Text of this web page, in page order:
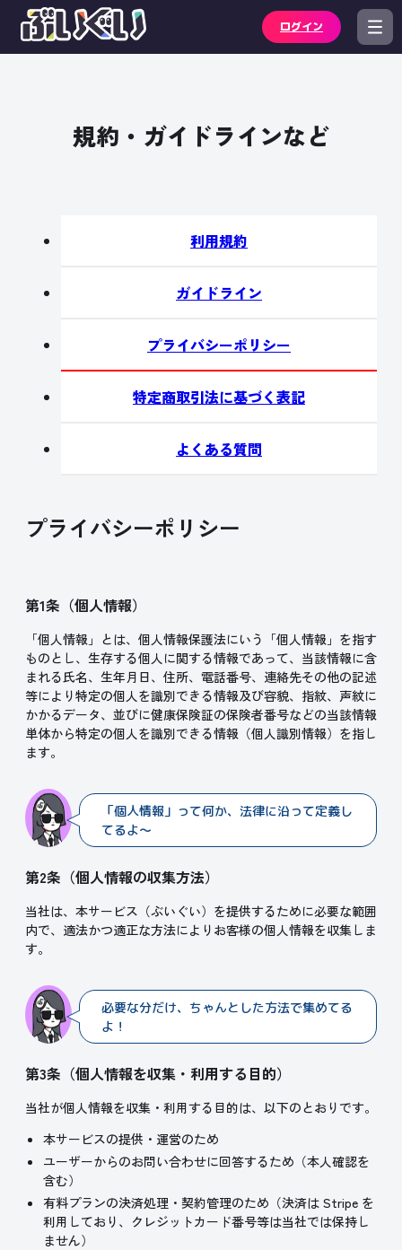
ログイン
規約・ガイドラインなど
利用規約
ガイドライン
プライバシーポリシー
特定商取引法に基づく表記
よくある質問
プライバシーポリシー
第1条（個人情報）
「個人情報」とは、個人情報保護法にいう「個人情報」を指す
ものとし、生存する個人に関する情報であって、当該情報に含
まれる氏名、生年月日、住所、電話番号、連絡先その他の記述
等により特定の個人を識別できる情報及び容貌、指紋、声紋に
かかるデータ、並びに健康保険証の保険者番号などの当該情報
単体から特定の個人を識別できる情報（個人識別情報）を指し
ます。
「個人情報」って何か、法律に沿って定義し
てるよ～
第2条（個人情報の収集方法）
当社は、本サービス（ぶいぐい）を提供するために必要な範囲
内で、適法かつ適正な方法によりお客様の個人情報を収集しま
す。
必要な分だけ、ちゃんとした方法で集めてる
よ！
第3条（個人情報を収集・利用する目的）
当社が個人情報を収集・利用する目的は、以下のとおりです。
本サービスの提供・運営のため
ユーザーからのお問い合わせに回答するため（本人確認を
含む）
有料プランの決済処理・契約管理のため（決済は Stripe を
利用しており、クレジットカード番号等は当社では保持し
ません）